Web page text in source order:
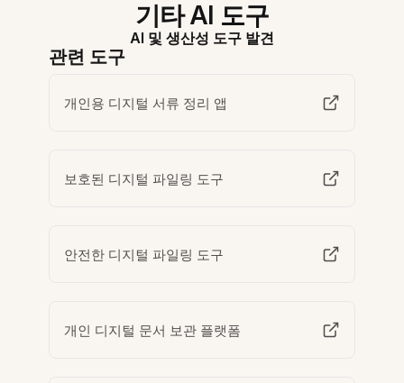
기타 AI 도구
AI 및 생산성 도구 발견
관련 도구
개인용 디지털 서류 정리 앱
보호된 디지털 파일링 도구
안전한 디지털 파일링 도구
개인 디지털 문서 보관 플랫폼